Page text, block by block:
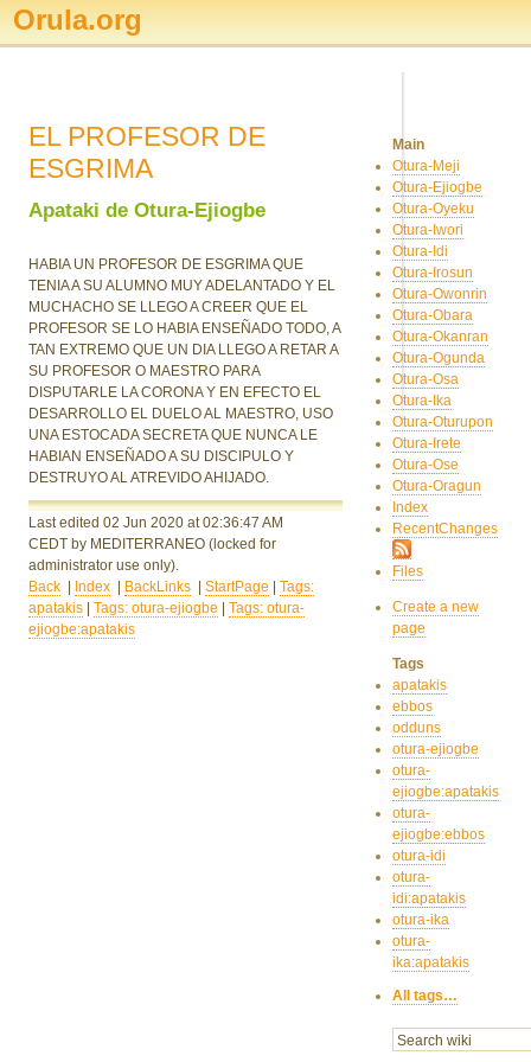
Orula.org
EL PROFESOR DE
ESGRIMA
Apataki de Otura-Ejiogbe
HABIA UN PROFESOR DE ESGRIMA QUE
TENIA A SU ALUMNO MUY ADELANTADO Y EL
MUCHACHO SE LLEGO A CREER QUE EL
PROFESOR SE LO HABIA ENSEÑADO TODO, A
TAN EXTREMO QUE UN DIA LLEGO A RETAR A
SU PROFESOR O MAESTRO PARA
DISPUTARLE LA CORONA Y EN EFECTO EL
DESARROLLO EL DUELO AL MAESTRO, USO
UNA ESTOCADA SECRETA QUE NUNCA LE
HABIAN ENSEÑADO A SU DISCIPULO Y
DESTRUYO AL ATREVIDO AHIJADO.
Last edited 02 Jun 2020at 02:36:47 AM
CEDTby MEDITERRANEO(locked for
administrator use only).
Back | Index | BackLinks |StartPage |Tags:
apatakis |Tags: otura-ejiogbe |Tags: otura-
ejiogbe:apatakis
Main
Otura-Meji
Otura-Ejiogbe
Otura-Oyeku
Otura-Iwori
Otura-Idi
Otura-Irosun
Otura-Owonrin
Otura-Obara
Otura-Okanran
Otura-Ogunda
Otura-Osa
Otura-Ika
Otura-Oturupon
Otura-Irete
Otura-Ose
Otura-Oragun
Index
RecentChanges
Files
Create a new
page
Tags
apatakis
ebbos
odduns
otura-ejiogbe
otura-
ejiogbe:apatakis
otura-
ejiogbe:ebbos
otura-idi
otura-
idi:apatakis
otura-ika
otura-
ika:apatakis
All tags…